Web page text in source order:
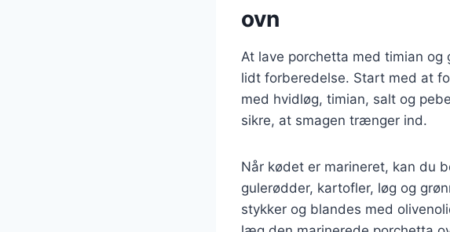
ovn
At lave porchetta med timian
lidt forberedelse. Start med at
med hvidløg, timian, salt og
sikre, at smagen trænger ind.
Når kødet er marineret, kan du
gulerødder, kartofler, løg og
stykker og blandes med